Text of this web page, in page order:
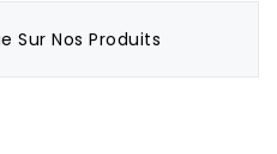
Sur Nos Produits